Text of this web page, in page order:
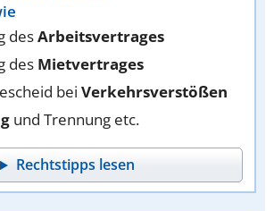
desArbeitsvertrages
des Mietvertrages
bei Verkehrsverstößen
und Trennung etc.
Rechtstipps lesen